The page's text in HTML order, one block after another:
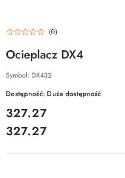
(0)
Ocieplacz DX4
Symbol: DX432
Dostępność: Duża dostępność
cena:
327.27
Cena:
327.27